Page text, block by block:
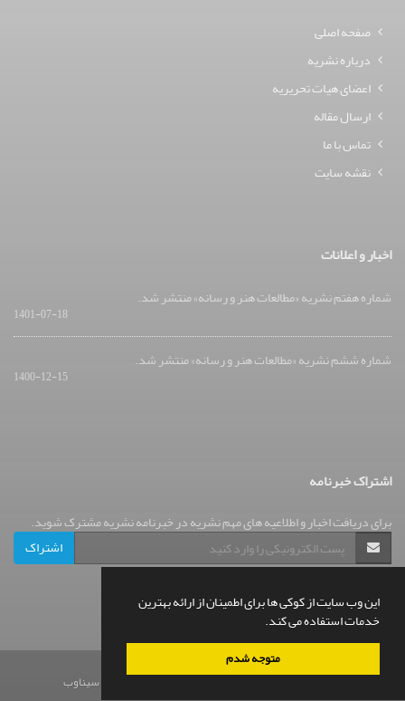
این وب سایت از کوکی ها برای اطمینان از ارائه بهترین
خدمات استفاده می کند.
متوجه شدم
صفحه اصلی
درباره نشریه
اعضای هیات تحریریه
ارسال مقاله
تماس با ما
نقشه سایت
اخبار و اعلانات
شماره هفتم نشریه «مطالعات هنر و رسانه» منتشر شد.
1401-07-18
شماره ششم نشریه «مطالعات هنر و رسانه» منتشر شد.
1400-12-15
اشتراک خبرنامه
برای دریافت اخبار و اطلاعیه های مهم نشریه در خبرنامه نشریه مشترک شوید.
اشتراک
© سامانه مدیریت نشریات علمی.طراحی و پیاده سازی از سیناوب